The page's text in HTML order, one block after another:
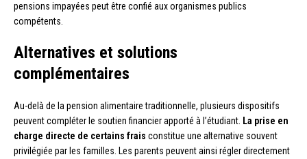
pensions impayées peut être confié aux organismes publics
compétents.
Alternatives et solutions
complémentaires
Au-delà de la pension alimentaire traditionnelle, plusieurs dispositifs
peuvent compléter le soutien financier apporté à l’étudiant. La prise en
charge directe de certains frais constitue une alternative souvent
privilégiée par les familles. Les parents peuvent ainsi régler directement